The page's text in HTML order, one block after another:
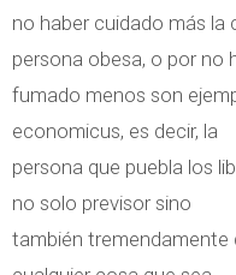
no haber cuidado más la
persona obesa, o por no
fumado menos son
economicus, es decir, la
persona que puebla los
no solo previsor sino
también tremendamente